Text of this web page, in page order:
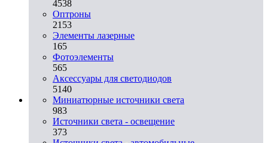
4538
Оптроны
2153
Элементы лазерные
165
Фотоэлементы
565
Аксессуары для светодиодов
5140
Миниатюрные источники света
983
Источники света - освещение
373